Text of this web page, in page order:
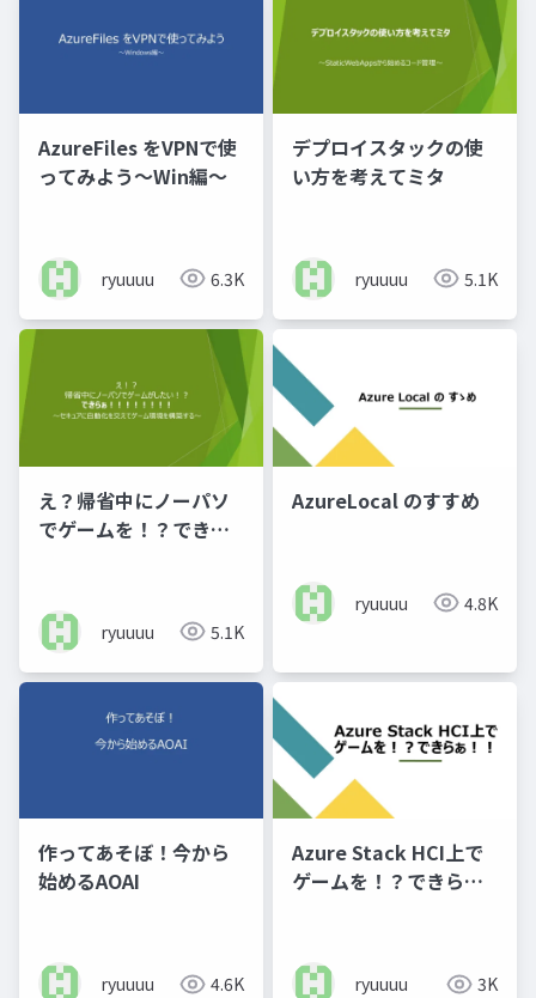
AzureFiles をVPNで使
ってみよう～Win編～
ryuuuu 6.3K
デプロイスタックの使
い方を考えてミタ
ryuuuu 5.1K
え？帰省中にノーパソ
でゲームを！？できら
ryuuuu 5.1K
AzureLocal のすすめ
ryuuuu 4.8K
作ってあそぼ！今から
始めるAOAI
ryuuuu 4.6K
Azure Stack HCI上で
ゲームを！？できら
ryuuuu 3K